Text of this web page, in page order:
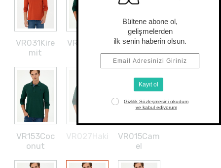
VR031Kire
mit
VR049Taş
VR079Koy
u Yesil
VR153Coc
onut
VR027Haki
VR015Cam
el